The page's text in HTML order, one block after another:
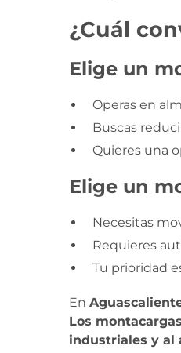
¿Cuál
Elige un
Operas en
Buscas
Quieres una
Elige un
Necesitas
Requieres
Tu prioridad
En
Los
industriales y al